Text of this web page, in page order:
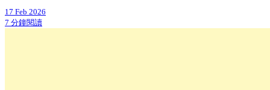
17 Feb 2026
7 分鐘閱讀